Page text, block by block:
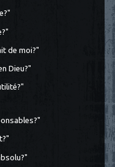
de moi?"
Dieu?"